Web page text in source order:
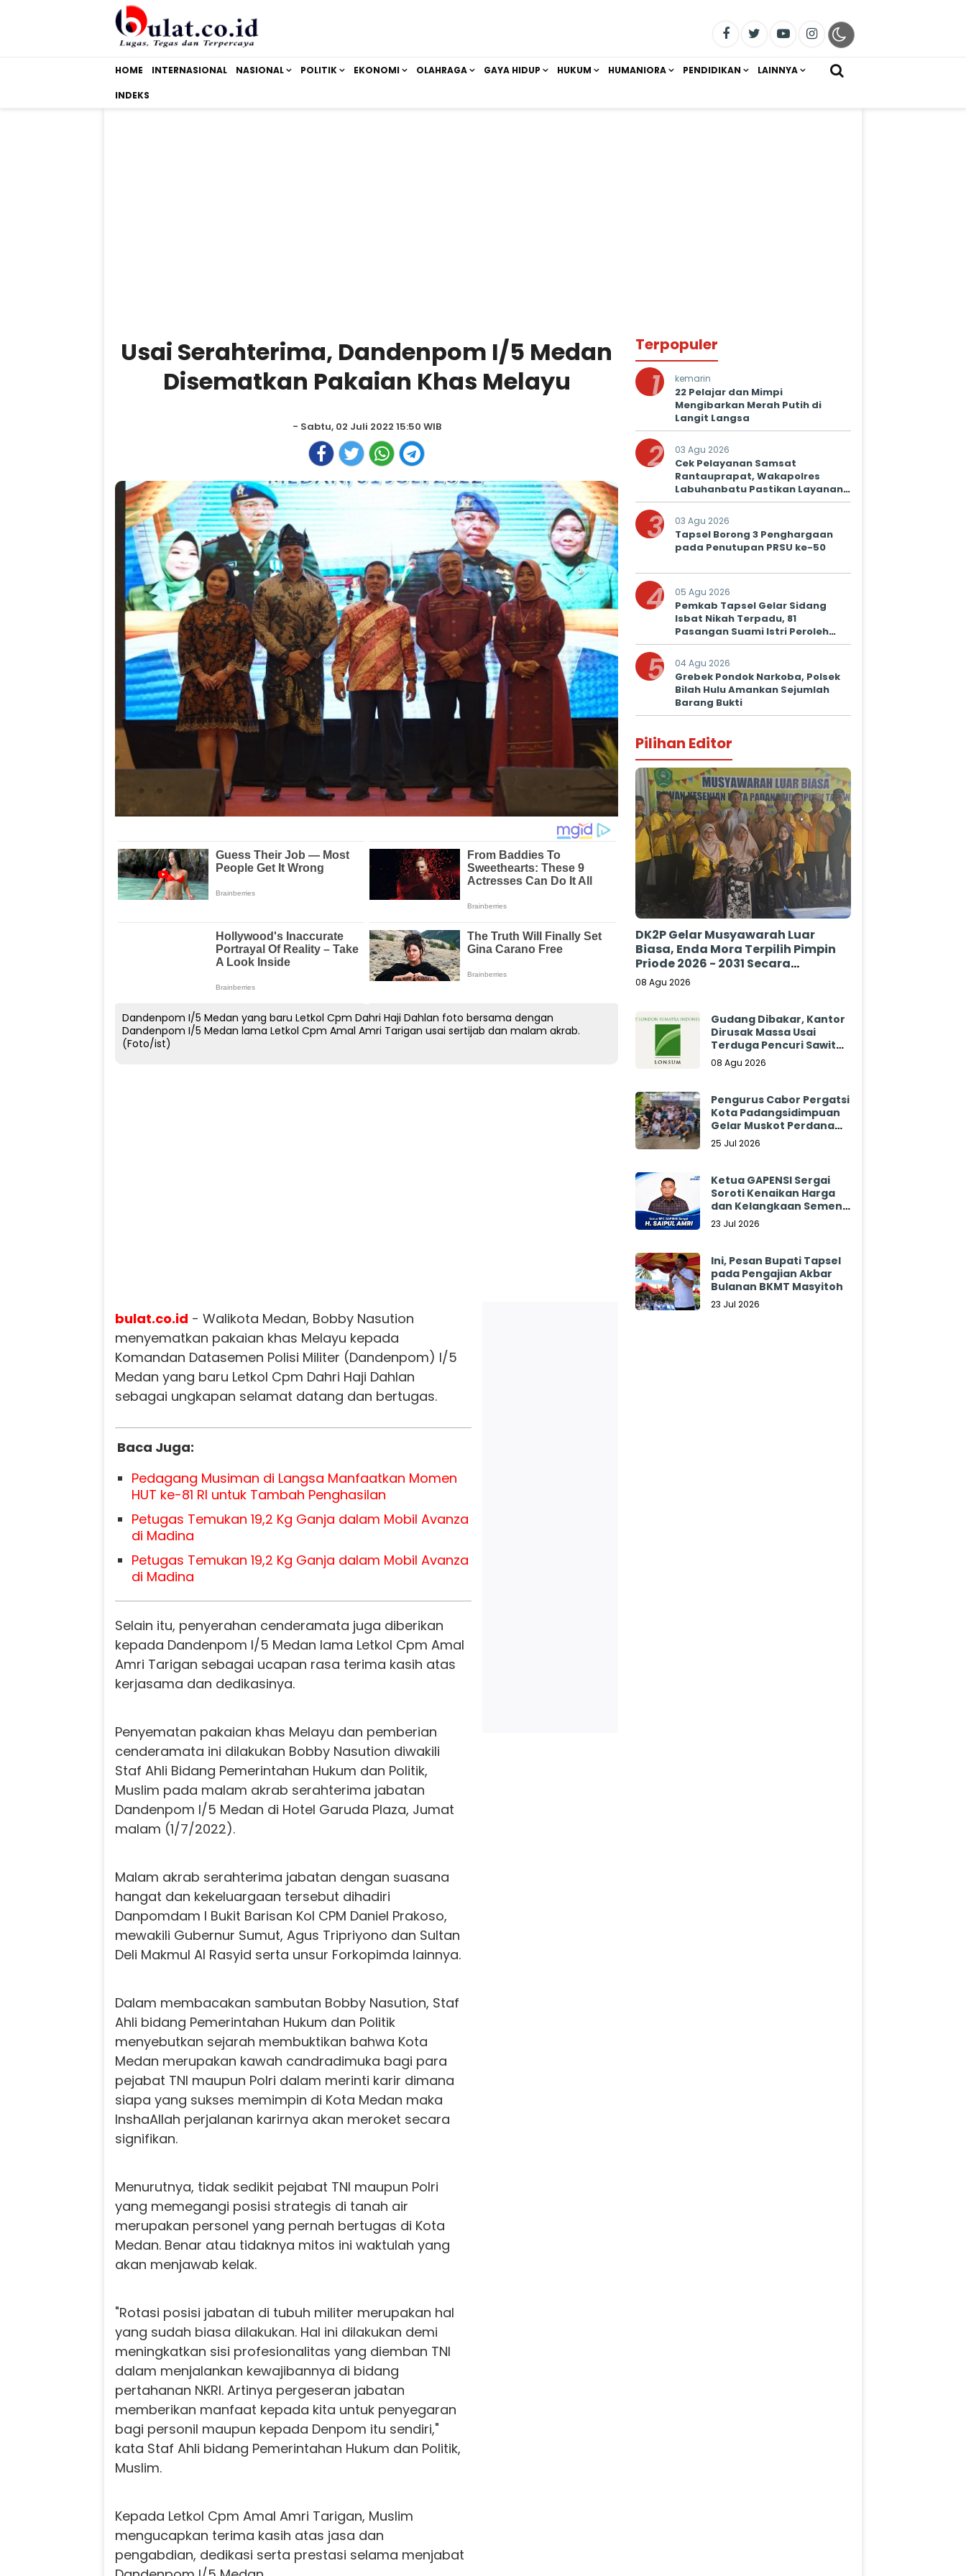
HOME INTERNASIONAL NASIONAL POLITIK EKONOMI OLAHRAGA GAYA HIDUP HUKUM HUMANIORA PENDIDIKAN LAINNYA
INDEKS
Usai Serahterima, Dandenpom I/5 Medan
Disematkan Pakaian Khas Melayu
- Sabtu, 02 Juli 2022 15:50 WIB
Dandenpom I/5 Medan yang baru Letkol Cpm Dahri Haji Dahlan foto bersama dengan
Dandenpom I/5 Medan lama Letkol Cpm Amal Amri Tarigan usai sertijab dan malam akrab.
(Foto/ist)
bulat.co.id - Walikota Medan, Bobby Nasution
menyematkan pakaian khas Melayu kepada
Komandan Datasemen Polisi Militer (Dandenpom) I/5
Medan yang baru Letkol Cpm Dahri Haji Dahlan
sebagai ungkapan selamat datang dan bertugas.
Baca Juga:
Pedagang Musiman di Langsa Manfaatkan Momen
HUT ke-81 RI untuk Tambah Penghasilan
Petugas Temukan 19,2 Kg Ganja dalam Mobil Avanza
di Madina
Petugas Temukan 19,2 Kg Ganja dalam Mobil Avanza
di Madina
Selain itu, penyerahan cenderamata juga diberikan
kepada Dandenpom I/5 Medan lama Letkol Cpm Amal
Amri Tarigan sebagai ucapan rasa terima kasih atas
kerjasama dan dedikasinya.
Penyematan pakaian khas Melayu dan pemberian
cenderamata ini dilakukan Bobby Nasution diwakili
Staf Ahli Bidang Pemerintahan Hukum dan Politik,
Muslim pada malam akrab serahterima jabatan
Dandenpom I/5 Medan di Hotel Garuda Plaza, Jumat
malam (1/7/2022).
Malam akrab serahterima jabatan dengan suasana
hangat dan kekeluargaan tersebut dihadiri
Danpomdam I Bukit Barisan Kol CPM Daniel Prakoso,
mewakili Gubernur Sumut, Agus Tripriyono dan Sultan
Deli Makmul Al Rasyid serta unsur Forkopimda lainnya.
Dalam membacakan sambutan Bobby Nasution, Staf
Ahli bidang Pemerintahan Hukum dan Politik
menyebutkan sejarah membuktikan bahwa Kota
Medan merupakan kawah candradimuka bagi para
pejabat TNI maupun Polri dalam merinti karir dimana
siapa yang sukses memimpin di Kota Medan maka
InshaAllah perjalanan karirnya akan meroket secara
signifikan.
Menurutnya, tidak sedikit pejabat TNI maupun Polri
yang memegangi posisi strategis di tanah air
merupakan personel yang pernah bertugas di Kota
Medan. Benar atau tidaknya mitos ini waktulah yang
akan menjawab kelak.
"Rotasi posisi jabatan di tubuh militer merupakan hal
yang sudah biasa dilakukan. Hal ini dilakukan demi
meningkatkan sisi profesionalitas yang diemban TNI
dalam menjalankan kewajibannya di bidang
pertahanan NKRI. Artinya pergeseran jabatan
memberikan manfaat kepada kita untuk penyegaran
bagi personil maupun kepada Denpom itu sendiri,"
kata Staf Ahli bidang Pemerintahan Hukum dan Politik,
Muslim.
Kepada Letkol Cpm Amal Amri Tarigan, Muslim
mengucapkan terima kasih atas jasa dan
pengabdian, dedikasi serta prestasi selama menjabat
Terpopuler
1 kemarin
22 Pelajar dan Mimpi
Mengibarkan Merah Putih di
Langit Langsa
2 03 Agu 2026
Cek Pelayanan Samsat
Rantauprapat, Wakapolres
Labuhanbatu Pastikan Layanan
Prima untuk Masyarakat
3 03 Agu 2026
Tapsel Borong 3 Penghargaan
pada Penutupan PRSU ke-50
4 05 Agu 2026
Pemkab Tapsel Gelar Sidang
Isbat Nikah Terpadu, 81
Pasangan Suami Istri Peroleh
Kepastian Hukum
5 04 Agu 2026
Grebek Pondok Narkoba, Polsek
Bilah Hulu Amankan Sejumlah
Barang Bukti
Pilihan Editor
DK2P Gelar Musyawarah Luar
Biasa, Enda Mora Terpilih Pimpin
Priode 2026 - 2031 Secara
Aklamasi
08 Agu 2026
Gudang Dibakar, Kantor
Dirusak Massa Usai
Terduga Pencuri Sawit
Tewas: Manajemen
Sibulan Estate Bungkam
08 Agu 2026
Pengurus Cabor Pergatsi
Kota Padangsidimpuan
Gelar Muskot Perdana
2026 - 2030
25 Jul 2026
Ketua GAPENSI Sergai
Soroti Kenaikan Harga
dan Kelangkaan Semen,
Minta Pemerintah
23 Jul 2026
Ini, Pesan Bupati Tapsel
pada Pengajian Akbar
Bulanan BKMT Masyitoh
23 Jul 2026